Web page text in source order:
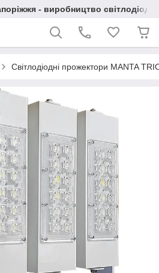
- виробництво
Світлодіодні прожектори MANTA